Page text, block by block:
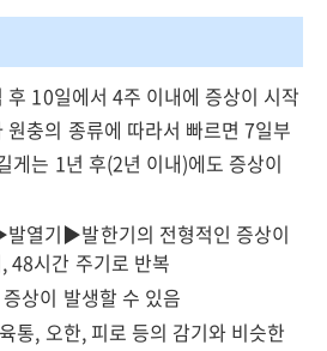
10일에서 4주 이내에 증상이 시작
원충의 종류에 따라서 빠르면 7일부
게는 1년 후(2년 이내)에도 증상이
열기▶발한기의 전형적인 증상이
48시간 주기로 반복
상이 발생할 수 있음
통, 오한, 피로 등의 감기와 비슷한